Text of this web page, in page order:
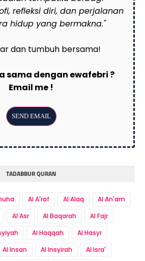
refleksi diri, dan perjalanan
hidup yang bermakna."
dan tumbuh bersama!
sama dengan ewafebri ?
Email me !
TADABBUR QURAN
Al A'raf Al Alaq
Al An'am
Al Asr Al Baqarah
Al Fajr
Al Haqqah
Al Hasyr
Al Insan Al Insyirah
Al Isra'